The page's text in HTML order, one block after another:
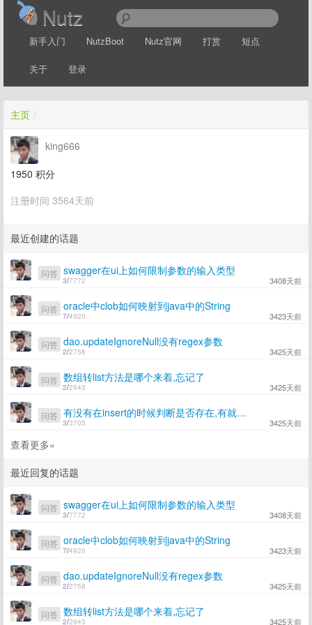
Nutz
新手入门 NutzBoot Nutz官网 打赏 短点
关于 登录
主页 /
king666
1950 积分
注册时间 3564天前
最近创建的话题
3/7772 3408天前
问答 swagger在ui上如何限制参数的输入类型
7/4920 3423天前
问答 oracle中clob如何映射到java中的String
2/2758 3425天前
问答 dao.updateIgnoreNull没有regex参数
2/2943 3425天前
问答 数组转list方法是哪个来着,忘记了
3/3705 3425天前
问答 有没有在insert的时候判断是否存在,有就更新,没有就insert
查看更多»
最近回复的话题
3/7772 3408天前
问答 swagger在ui上如何限制参数的输入类型
7/4920 3423天前
问答 oracle中clob如何映射到java中的String
2/2758 3425天前
问答 dao.updateIgnoreNull没有regex参数
2/2943 3425天前
问答 数组转list方法是哪个来着,忘记了